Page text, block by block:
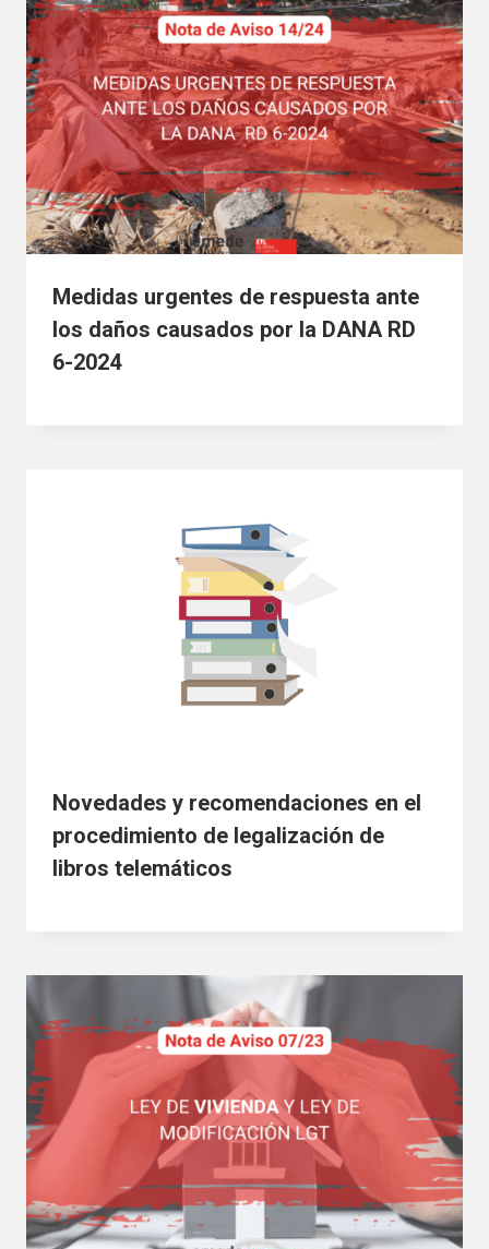
Medidas urgentes de respuesta ante
los daños causados por la DANA RD
6-2024
Novedades y recomendaciones en el
procedimiento de legalización de
libros telemáticos